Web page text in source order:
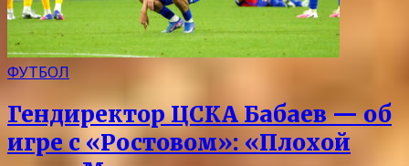
ФУТБОЛ
Гендиректор ЦСКА Бабаев — об
игре с «Ростовом»: «Плохой